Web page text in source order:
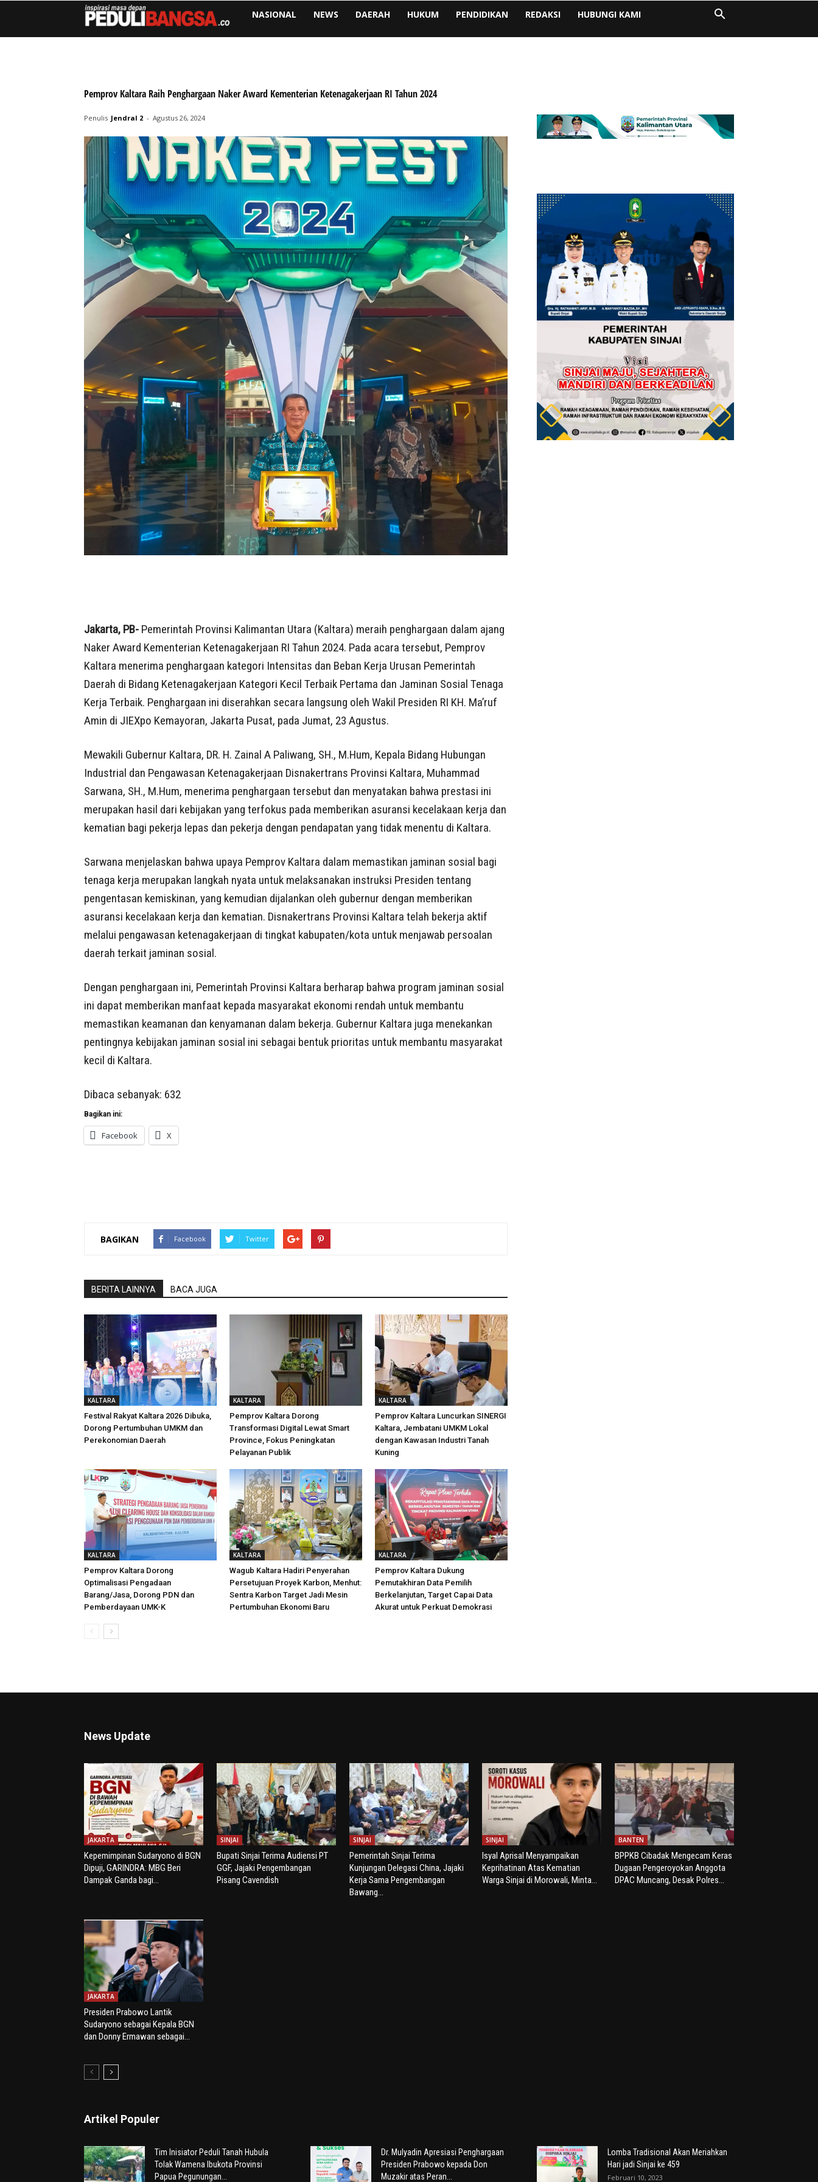
NASIONAL NEWS DAERAH HUKUM PENDIDIKAN REDAKSI HUBUNGI KAMI
Pemprov Kaltara Raih Penghargaan Naker Award Kementerian Ketenagakerjaan RI Tahun 2024
Penulis Jendral 2 - Agustus 26, 2024
Jakarta, PB- Pemerintah Provinsi Kalimantan Utara (Kaltara) meraih penghargaan dalam ajang
Naker Award Kementerian Ketenagakerjaan RI Tahun 2024. Pada acara tersebut, Pemprov
Kaltara menerima penghargaan kategori Intensitas dan Beban Kerja Urusan Pemerintah
Daerah di Bidang Ketenagakerjaan Kategori Kecil Terbaik Pertama dan Jaminan Sosial Tenaga
Kerja Terbaik. Penghargaan ini diserahkan secara langsung oleh Wakil Presiden RI KH. Ma’ruf
Amin di JIEXpo Kemayoran, Jakarta Pusat, pada Jumat, 23 Agustus.
Mewakili Gubernur Kaltara, DR. H. Zainal A Paliwang, SH., M.Hum, Kepala Bidang Hubungan
Industrial dan Pengawasan Ketenagakerjaan Disnakertrans Provinsi Kaltara, Muhammad
Sarwana, SH., M.Hum, menerima penghargaan tersebut dan menyatakan bahwa prestasi ini
merupakan hasil dari kebijakan yang terfokus pada memberikan asuransi kecelakaan kerja dan
kematian bagi pekerja lepas dan pekerja dengan pendapatan yang tidak menentu di Kaltara.
Sarwana menjelaskan bahwa upaya Pemprov Kaltara dalam memastikan jaminan sosial bagi
tenaga kerja merupakan langkah nyata untuk melaksanakan instruksi Presiden tentang
pengentasan kemiskinan, yang kemudian dijalankan oleh gubernur dengan memberikan
asuransi kecelakaan kerja dan kematian. Disnakertrans Provinsi Kaltara telah bekerja aktif
melalui pengawasan ketenagakerjaan di tingkat kabupaten/kota untuk menjawab persoalan
daerah terkait jaminan sosial.
Dengan penghargaan ini, Pemerintah Provinsi Kaltara berharap bahwa program jaminan sosial
ini dapat memberikan manfaat kepada masyarakat ekonomi rendah untuk membantu
memastikan keamanan dan kenyamanan dalam bekerja. Gubernur Kaltara juga menekankan
pentingnya kebijakan jaminan sosial ini sebagai bentuk prioritas untuk membantu masyarakat
kecil di Kaltara.
Dibaca sebanyak: 632
Bagikan ini:
Facebook X
BAGIKAN Facebook Twitter
BERITA LAINNYA BACA JUGA
KALTARA
Festival Rakyat Kaltara 2026 Dibuka,
Dorong Pertumbuhan UMKM dan
Perekonomian Daerah
KALTARA
Pemprov Kaltara Dorong
Transformasi Digital Lewat Smart
Province, Fokus Peningkatan
Pelayanan Publik
KALTARA
Pemprov Kaltara Luncurkan SINERGI
Kaltara, Jembatani UMKM Lokal
dengan Kawasan Industri Tanah
Kuning
KALTARA
Pemprov Kaltara Dorong
Optimalisasi Pengadaan
Barang/Jasa, Dorong PDN dan
Pemberdayaan UMK-K
KALTARA
Wagub Kaltara Hadiri Penyerahan
Persetujuan Proyek Karbon, Menhut:
Sentra Karbon Target Jadi Mesin
Pertumbuhan Ekonomi Baru
KALTARA
Pemprov Kaltara Dukung
Pemutakhiran Data Pemilih
Berkelanjutan, Target Capai Data
Akurat untuk Perkuat Demokrasi
News Update
JAKARTA
Kepemimpinan Sudaryono di BGN
Dipuji, GARINDRA: MBG Beri
Dampak Ganda bagi...
SINJAI
Bupati Sinjai Terima Audiensi PT
GGF, Jajaki Pengembangan
Pisang Cavendish
SINJAI
Pemerintah Sinjai Terima
Kunjungan Delegasi China, Jajaki
Kerja Sama Pengembangan
Bawang...
SINJAI
Isyal Aprisal Menyampaikan
Keprihatinan Atas Kematian
Warga Sinjai di Morowali, Minta...
BANTEN
BPPKB Cibadak Mengecam Keras
Dugaan Pengeroyokan Anggota
DPAC Muncang, Desak Polres...
JAKARTA
Presiden Prabowo Lantik
Sudaryono sebagai Kepala BGN
dan Donny Ermawan sebagai...
Artikel Populer
Tim Inisiator Peduli Tanah Hubula
Tolak Wamena Ibukota Provinsi
Papua Pegunungan...
Dr. Mulyadin Apresiasi Penghargaan
Presiden Prabowo kepada Don
Muzakir atas Peran...
Lomba Tradisional Akan Meriahkan
Hari jadi Sinjai ke 459
Februari 10, 2023